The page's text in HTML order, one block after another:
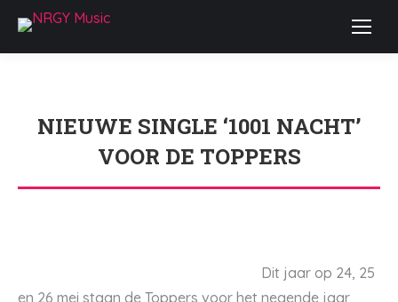
NIEUWE SINGLE ‘1001 NACHT’
VOOR DE TOPPERS
Je bent hier:
Dit jaar op 24, 25
en 26 mei staan de Toppers voor het negende jaar